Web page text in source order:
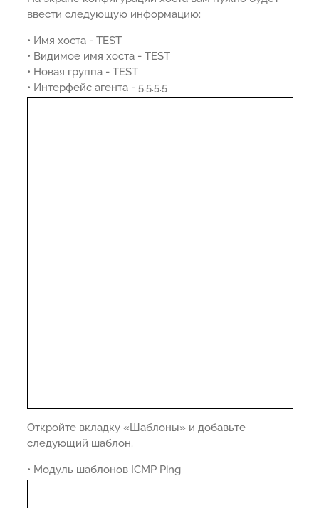
ввести следующую информацию:
• Имя хоста - TEST
• Видимое имя хоста - TEST
• Новая группа - TEST
• Интерфейс агента - 5.5.5.5
Откройте вкладку «Шаблоны» и добавьте
следующий шаблон.
• Модуль шаблонов ICMP Ping